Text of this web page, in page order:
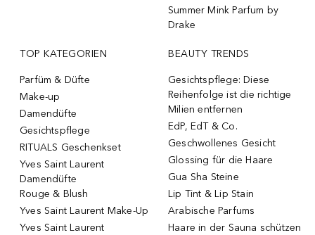
Summer Mink Parfum by
Drake
TOP KATEGORIEN
Parfüm & Düfte
Make-up
Damendüfte
Gesichtspflege
RITUALS Geschenkset
Yves Saint Laurent
Damendüfte
Rouge & Blush
Yves Saint Laurent Make-Up
Yves Saint Laurent
BEAUTY TRENDS
Gesichtspflege: Diese
Reihenfolge ist die richtige
Milien entfernen
EdP, EdT & Co.
Geschwollenes Gesicht
Glossing für die Haare
Gua Sha Steine
Lip Tint & Lip Stain
Arabische Parfums
Haare in der Sauna schützen